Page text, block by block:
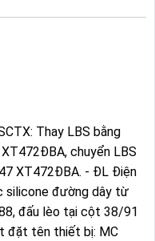
Thay LBS bằng
chuyển LBS
XT472ĐBA. - ĐL Điện
silicone đường dây từ
đấu lèo tại cột 38/91
đặt tên thiết bị: MC